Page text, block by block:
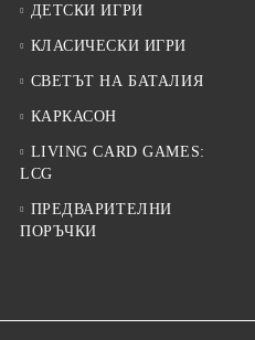
ДЕТСКИ ИГРИ
КЛАСИЧЕСКИ ИГРИ
СВЕТЪТ НА БАТАЛИЯ
КАРКАСОН
LIVING CARD GAMES:
LCG
ПРЕДВАРИТЕЛНИ
ПОРЪЧКИ